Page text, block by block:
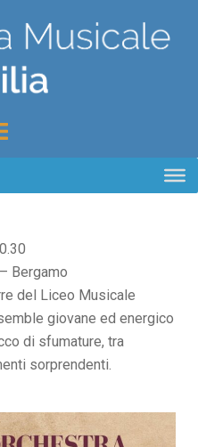
Bergamo
del Liceo Musicale
giovane ed energico
di sfumature, tra
sorprendenti.